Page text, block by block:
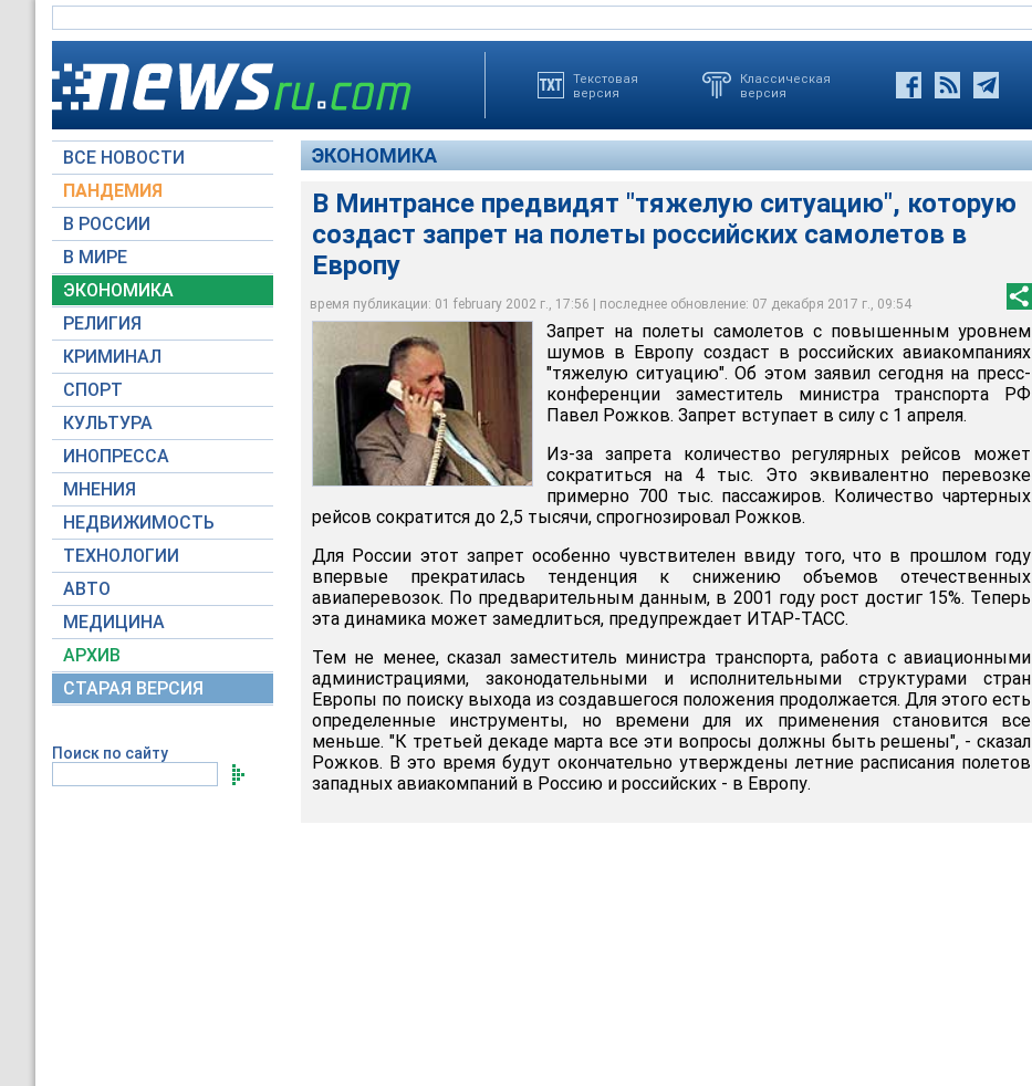
Текстовая
версия
Классическая
версия
ВСЕ НОВОСТИ
ПАНДЕМИЯ
В РОССИИ
В МИРЕ
ЭКОНОМИКА
РЕЛИГИЯ
КРИМИНАЛ
СПОРТ
КУЛЬТУРА
ИНОПРЕССА
МНЕНИЯ
НЕДВИЖИМОСТЬ
ТЕХНОЛОГИИ
АВТО
МЕДИЦИНА
АРХИВ
СТАРАЯ ВЕРСИЯ
Поиск по сайту
ЭКОНОМИКА
В Минтрансе предвидят "тяжелую ситуацию", которую
создаст запрет на полеты российских самолетов в
Европу
время публикации: 01 february 2002 г., 17:56 | последнее обновление: 07 декабря 2017 г., 09:54
Заместитель министра транспорта РФ Павел Рожков
Архив NTVRU.com
Запрет на полеты самолетов с повышенным уровнем
шумов в Европу создаст в российских авиакомпаниях
"тяжелую ситуацию". Об этом заявил сегодня на пресс-
конференции заместитель министра транспорта РФ
Павел Рожков. Запрет вступает в силу с 1 апреля.
Из-за запрета количество регулярных рейсов может
сократиться на 4 тыс. Это эквивалентно перевозке
примерно 700 тыс. пассажиров. Количество чартерных
рейсов сократится до 2,5 тысячи, спрогнозировал Рожков.
Для России этот запрет особенно чувствителен ввиду того, что в прошлом году
впервые прекратилась тенденция к снижению объемов отечественных
авиаперевозок. По предварительным данным, в 2001 году рост достиг 15%. Теперь
эта динамика может замедлиться, предупреждает ИТАР-ТАСС.
Тем не менее, сказал заместитель министра транспорта, работа с авиационными
администрациями, законодательными и исполнительными структурами стран
Европы по поиску выхода из создавшегося положения продолжается. Для этого есть
определенные инструменты, но времени для их применения становится все
меньше. "К третьей декаде марта все эти вопросы должны быть решены", - сказал
Рожков. В это время будут окончательно утверждены летние расписания полетов
западных авиакомпаний в Россию и российских - в Европу.